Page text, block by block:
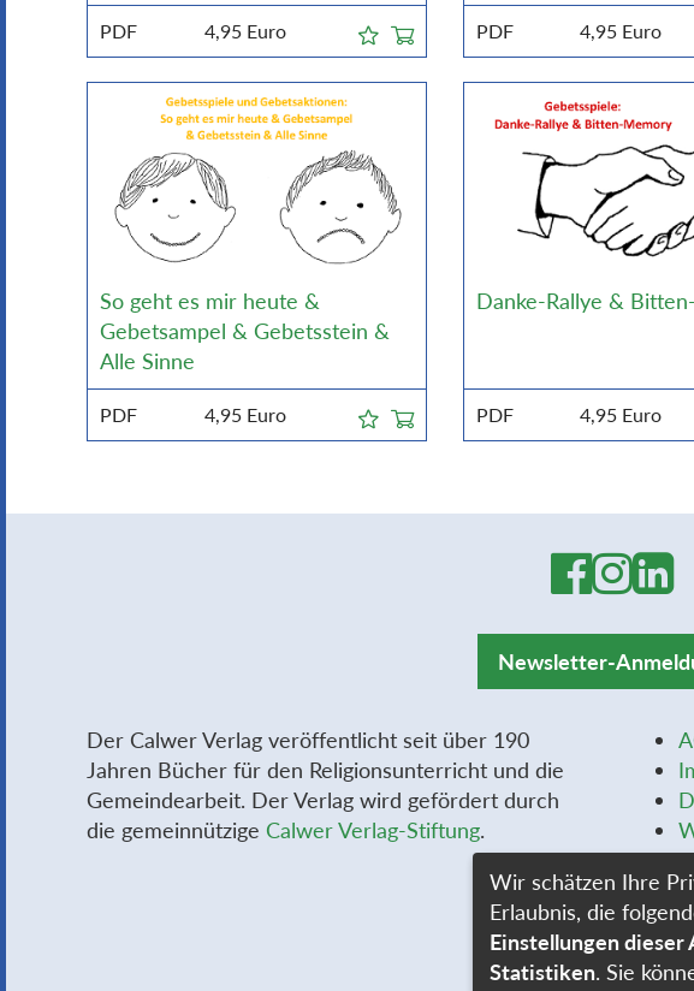
PDF 4,95 Euro PDF 4,95 Euro
So geht es mir heute &
Gebetsampel & Gebetsstein &
Alle Sinne
PDF 4,95 Euro
Danke-Rallye &
PDF 4,95 Euro
Newsletter-
Der Calwer Verlag veröffentlicht seit über 190
Jahren Bücher für den Religionsunterricht und die
Gemeindearbeit. Der Verlag wird gefördert durch
die gemeinnützige Calwer Verlag-Stiftung.
Wir schätzen Ihre
Erlaubnis, die
Einstellungen dieser
Statistiken. Sie